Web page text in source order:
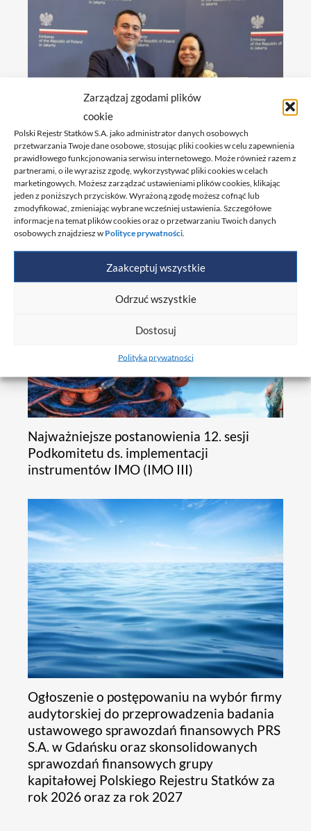
Zarządzaj zgodami plików
cookie
Polski Rejestr Statków S.A. jako administrator danych osobowych
przetwarzania Twoje dane osobowe, stosując pliki cookies w celu zapewnienia
prawidłowego funkcjonowania serwisu internetowego. Może również razem z
partnerami, o ile wyrazisz zgodę, wykorzystywać pliki cookies w celach
marketingowych. Możesz zarządzać ustawieniami plików cookies, klikając
jeden z poniższych przycisków. Wyrażoną zgodę możesz cofnąć lub
zmodyfikować, zmieniając wybrane wcześniej ustawienia. Szczegółowe
informacje na temat plików cookies oraz o przetwarzaniu Twoich danych
osobowych znajdziesz w Polityce prywatności
Zaakceptuj wszystkie
Odrzuć wszystkie
Dostosuj
Polityka prywatności
Polski Rejestr Statków wzmacnia swoją
obecność w Indonezji
Najważniejsze postanowienia 12. sesji
Podkomitetu ds. implementacji
instrumentów IMO (IMO III)
Ogłoszenie o postępowaniu na wybór firmy
audytorskiej do przeprowadzenia badania
ustawowego sprawozdań finansowych PRS
S.A. w Gdańsku oraz skonsolidowanych
sprawozdań finansowych grupy
kapitałowej Polskiego Rejestru Statków za
rok 2026 oraz za rok 2027